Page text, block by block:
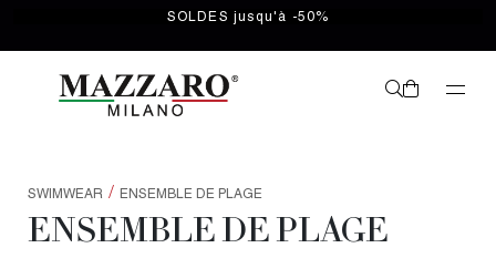
SOLDES jusqu'à -50%
SWIMWEAR / ENSEMBLE DE PLAGE
ENSEMBLE DE PLAGE